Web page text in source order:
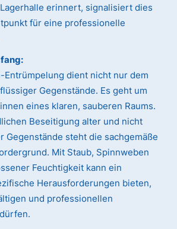
erinnert, signalisiert dies
für eine professionelle
Entrümpelung dient nicht nur dem
Gegenstände. Es geht um
eines klaren, sauberen Raums.
Beseitigung alter und nicht
Gegenstände steht die sachgemäße
Mit Staub, Spinnweben
Feuchtigkeit kann ein
Herausforderungen bieten,
und professionellen